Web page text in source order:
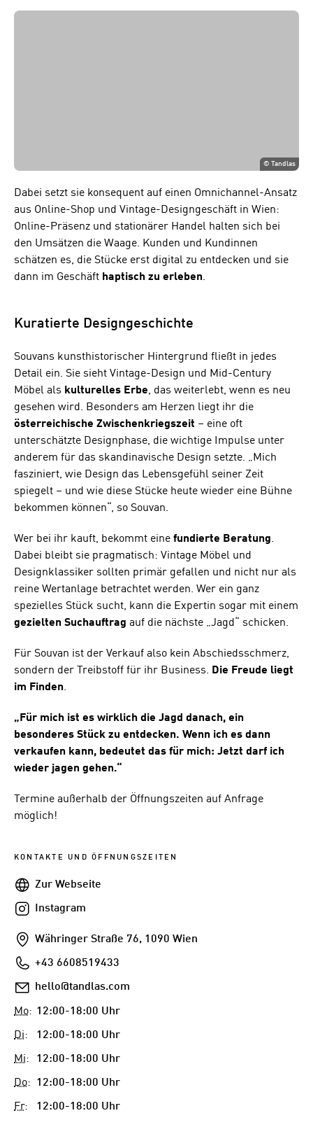
© Tandlas
Dabei setzt sie konsequent auf einen Omnichannel-Ansatz
aus Online-Shop und Vintage-Designgeschäft in Wien:
Online-Präsenz und stationärer Handel halten sich bei
den Umsätzen die Waage. Kunden und Kundinnen
schätzen es, die Stücke erst digital zu entdecken und sie
dann im Geschäft haptisch zu erleben.
Kuratierte Designgeschichte
Souvans kunsthistorischer Hintergrund fließt in jedes
Detail ein. Sie sieht Vintage-Design und Mid-Century
Möbel als kulturelles Erbe, das weiterlebt, wenn es neu
gesehen wird. Besonders am Herzen liegt ihr die
österreichische Zwischenkriegszeit – eine oft
unterschätzte Designphase, die wichtige Impulse unter
anderem für das skandinavische Design setzte. „Mich
fasziniert, wie Design das Lebensgefühl seiner Zeit
spiegelt – und wie diese Stücke heute wieder eine Bühne
bekommen können“, so Souvan.
Wer bei ihr kauft, bekommt eine fundierte Beratung.
Dabei bleibt sie pragmatisch: Vintage Möbel und
Designklassiker sollten primär gefallen und nicht nur als
reine Wertanlage betrachtet werden. Wer ein ganz
spezielles Stück sucht, kann die Expertin sogar mit einem
gezielten Suchauftrag auf die nächste „Jagd“ schicken.
Für Souvan ist der Verkauf also kein Abschiedsschmerz,
sondern der Treibstoff für ihr Business. Die Freude liegt
im Finden.
„Für mich ist es wirklich die Jagd danach, ein
besonderes Stück zu entdecken. Wenn ich es dann
verkaufen kann, bedeutet das für mich: Jetzt darf ich
wieder jagen gehen.“
Termine außerhalb der Öffnungszeiten auf Anfrage
möglich!
KONTAKTE UND ÖFFNUNGSZEITEN
WebseiteZur Webseite
Instagram
Instagram
Addresse
Währinger Straße 76, 1090 Wien
Telefon+43 6608519433
E-
hello@tandlas.com
Mo: 12:00-18:00 Uhr
Di: 12:00-18:00 Uhr
Mi: 12:00-18:00 Uhr
Do: 12:00-18:00 Uhr
Fr: 12:00-18:00 Uhr